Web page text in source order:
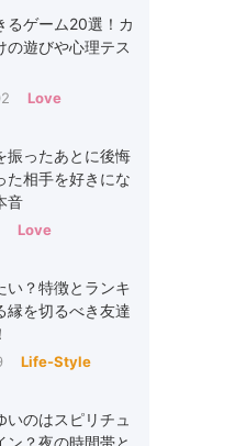
るゲーム20選！カ
の遊びや心理テス
Love
振ったあとに後悔
た相手を好きにな
音
Love
い？特徴とランキ
縁を切るべき友達
Life-Style
いのはスピリチュ
ン？夜の時間帯と